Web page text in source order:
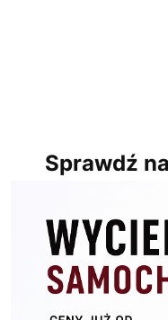
Sprawdź